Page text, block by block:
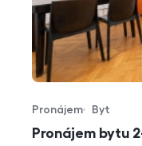
Pronájem bytu
Typ nabídky
Pronájem
Typ nemovitosti
Byt